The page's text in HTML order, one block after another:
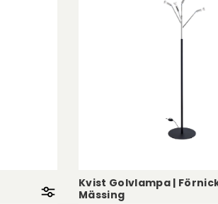
Kvist Golvlampa |
Mässing